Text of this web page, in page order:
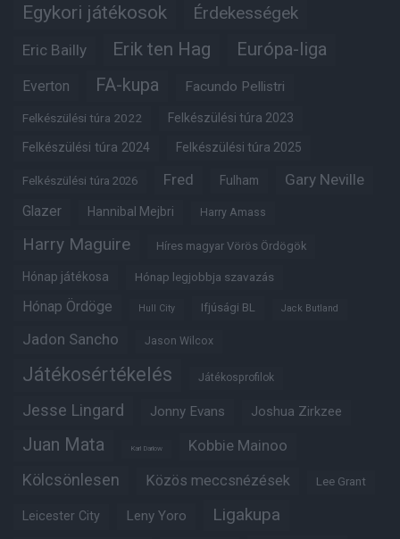
Egykori játékosok Érdekességek
Eric Bailly Erik ten Hag Európa-liga
Everton FA-kupa Facundo Pellistri
Felkészülési túra 2022 Felkészülési túra 2023
Felkészülési túra 2024 Felkészülési túra 2025
Felkészülési túra 2026 Fred Fulham Gary Neville
Glazer Hannibal Mejbri Harry Amass
Harry Maguire Híres magyar Vörös Ördögök
Hónap játékosa Hónap legjobbja szavazás
Hónap Ördöge Hull City Ifjúsági BL Jack Butland
Jadon Sancho Jason Wilcox
Játékosértékelés Játékosprofilok
Jesse Lingard Jonny Evans Joshua Zirkzee
Juan Mata Karl Darlow Kobbie Mainoo
Kölcsönlesen Közös meccsnézések Lee Grant
Leicester City Leny Yoro Ligakupa